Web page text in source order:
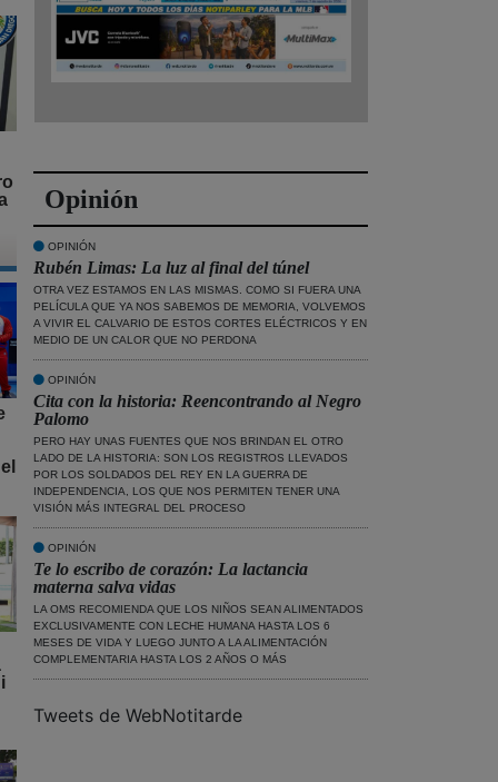
Opinión
OPINIÓN
Rubén Limas: La luz al final del túnel
OTRA VEZ ESTAMOS EN LAS MISMAS. COMO SI FUERA UNA
PELÍCULA QUE YA NOS SABEMOS DE MEMORIA, VOLVEMOS
A VIVIR EL CALVARIO DE ESTOS CORTES ELÉCTRICOS Y EN
MEDIO DE UN CALOR QUE NO PERDONA
OPINIÓN
Cita con la historia: Reencontrando al Negro
Palomo
PERO HAY UNAS FUENTES QUE NOS BRINDAN EL OTRO
LADO DE LA HISTORIA: SON LOS REGISTROS LLEVADOS
POR LOS SOLDADOS DEL REY EN LA GUERRA DE
INDEPENDENCIA, LOS QUE NOS PERMITEN TENER UNA
VISIÓN MÁS INTEGRAL DEL PROCESO
OPINIÓN
Te lo escribo de corazón: La lactancia
materna salva vidas
LA OMS RECOMIENDA QUE LOS NIÑOS SEAN ALIMENTADOS
EXCLUSIVAMENTE CON LECHE HUMANA HASTA LOS 6
MESES DE VIDA Y LUEGO JUNTO A LA ALIMENTACIÓN
COMPLEMENTARIA HASTA LOS 2 AÑOS O MÁS
Tweets de WebNotitarde